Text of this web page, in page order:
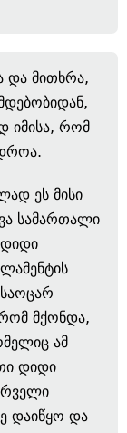
და მითხრა,
იმისა, რომ
ეს მისი
სამართალი
მქონდა,
ამ
დიდი
დაიწყო და